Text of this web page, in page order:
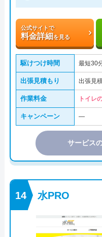
公式サイトで
料金詳細を見る
駆けつけ時間 最短30
出張見積もり 出張見
作業料金 トイレ
キャンペーン ―
サービス
水PRO